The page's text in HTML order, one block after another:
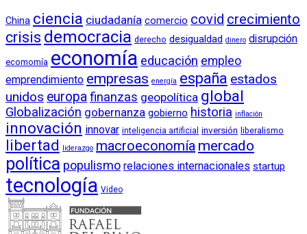
China ciencia ciudadanía comercio covid crecimiento
crisis democracia derecho desigualdad dinero disrupción
ecomomía economía educación empleo
emprendimiento empresas energía españa estados
unidos europafinanzas geopolítica global
Globalización gobernanza gobierno historia inflación
innovación innovar inteligencia artificial inversión liberalismo
libertad liderazgo macroeconomía mercado
política populismo relaciones internacionales startup
tecnología Video